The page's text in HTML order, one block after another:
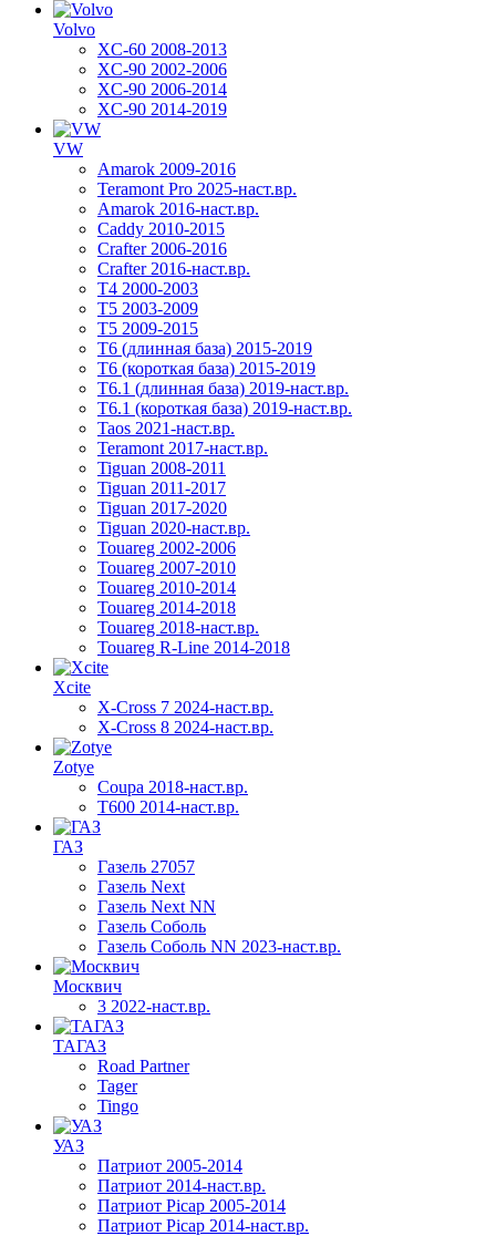
Volvo
XC-60 2008-2013
XC-90 2002-2006
XC-90 2006-2014
XC-90 2014-2019
VW
Amarok 2009-2016
Teramont Pro 2025-наст.вр.
Amarok 2016-наст.вр.
Caddy 2010-2015
Crafter 2006-2016
Crafter 2016-наст.вр.
T4 2000-2003
T5 2003-2009
T5 2009-2015
T6 (длинная база) 2015-2019
Т6 (короткая база) 2015-2019
T6.1 (длинная база) 2019-наст.вр.
T6.1 (короткая база) 2019-наст.вр.
Taos 2021-наст.вр.
Teramont 2017-наст.вр.
Tiguan 2008-2011
Tiguan 2011-2017
Tiguan 2017-2020
Tiguan 2020-наст.вр.
Touareg 2002-2006
Touareg 2007-2010
Touareg 2010-2014
Touareg 2014-2018
Touareg 2018-наст.вр.
Touareg R-Line 2014-2018
Xcite
X-Cross 7 2024-наст.вр.
X-Cross 8 2024-наст.вр.
Zotye
Coupa 2018-наст.вр.
T600 2014-наст.вр.
ГАЗ
Газель 27057
Газель Next
Газель Next NN
Газель Соболь
Газель Соболь NN 2023-наст.вр.
Москвич
3 2022-наст.вр.
ТАГАЗ
Road Partner
Tager
Tingo
УАЗ
Патриот 2005-2014
Патриот 2014-наст.вр.
Патриот Picap 2005-2014
Патриот Picap 2014-наст.вр.